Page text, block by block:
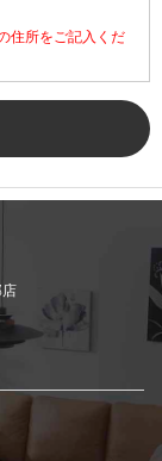
住所をご記入くだ
店